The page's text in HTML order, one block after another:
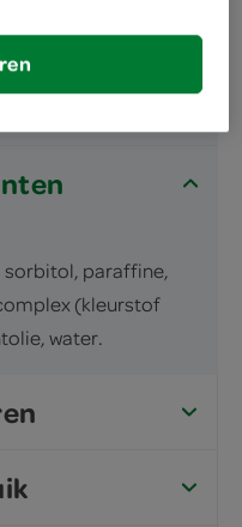
sorbitol, paraffine,
(kleurstof
water.